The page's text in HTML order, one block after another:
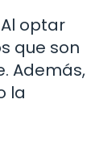
optar
que son
Además,
la